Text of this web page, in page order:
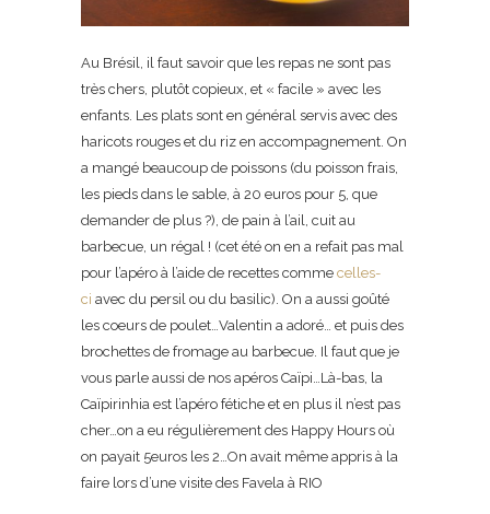
Au Brésil, il faut savoir que les repas ne sont pas
très chers, plutôt copieux, et « facile » avec les
enfants. Les plats sont en général servis avec des
haricots rouges et du riz en accompagnement. On
a mangé beaucoup de poissons (du poisson frais,
les pieds dans le sable, à 20 euros pour 5, que
demander de plus ?), de pain à l’ail, cuit au
barbecue, un régal ! (cet été on en a refait pas mal
pour l’apéro à l’aide de recettes comme celles-
ci avec du persil ou du basilic). On a aussi goûté
les coeurs de poulet…Valentin a adoré… et puis des
brochettes de fromage au barbecue. Il faut que je
vous parle aussi de nos apéros Caïpi…Là-bas, la
Caïpirinhia est l’apéro fétiche et en plus il n’est pas
cher…on a eu régulièrement des Happy Hours où
on payait 5euros les 2…On avait même appris à la
faire lors d’une visite des Favela à RIO